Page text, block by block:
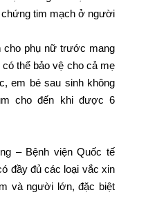
tim mạch ở người
cho phụ nữ trước mang
thể bảo vệ cho cả mẹ
em bé sau sinh không
cho đến khi được 6
– Bệnh viện Quốc tế
đầy đủ các loại vắc xin
và người lớn, đặc biệt